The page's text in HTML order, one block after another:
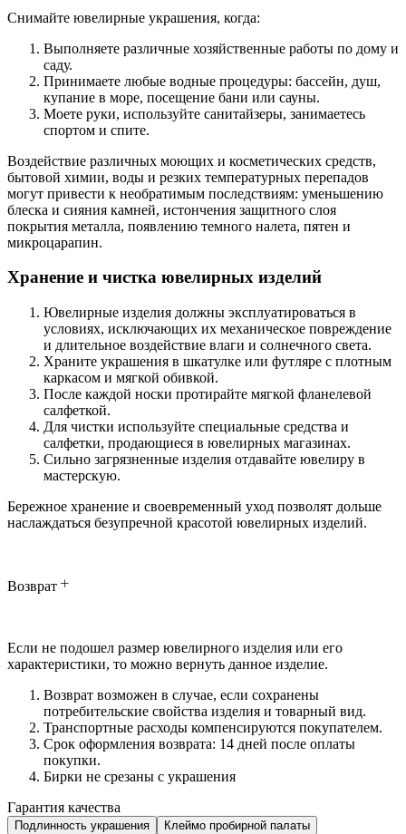
Снимайте ювелирные украшения, когда:
Выполняете различные хозяйственные работы по дому и
саду.
Принимаете любые водные процедуры: бассейн, душ,
купание в море, посещение бани или сауны.
Моете руки, используйте санитайзеры, занимаетесь
спортом и спите.
Воздействие различных моющих и косметических средств,
бытовой химии, воды и резких температурных перепадов
могут привести к необратимым последствиям: уменьшению
блеска и сияния камней, истончения защитного слоя
покрытия металла, появлению темного налета, пятен и
микроцарапин.
Хранение и чистка ювелирных изделий
Ювелирные изделия должны эксплуатироваться в
условиях, исключающих их механическое повреждение
и длительное воздействие влаги и солнечного света.
Храните украшения в шкатулке или футляре с плотным
каркасом и мягкой обивкой.
После каждой носки протирайте мягкой фланелевой
салфеткой.
Для чистки используйте специальные средства и
салфетки, продающиеся в ювелирных магазинах.
Сильно загрязненные изделия отдавайте ювелиру в
мастерскую.
Бережное хранение и своевременный уход позволят дольше
наслаждаться безупречной красотой ювелирных изделий.
Возврат
Если не подошел размер ювелирного изделия или его
характеристики, то можно вернуть данное изделие.
Возврат возможен в случае, если сохранены
потребительские свойства изделия и товарный вид.
Транспортные расходы компенсируются покупателем.
Срок оформления возврата: 14 дней после оплаты
покупки.
Бирки не срезаны с украшения
Гарантия качества
Подлинность украшения
Клеймо пробирной палаты